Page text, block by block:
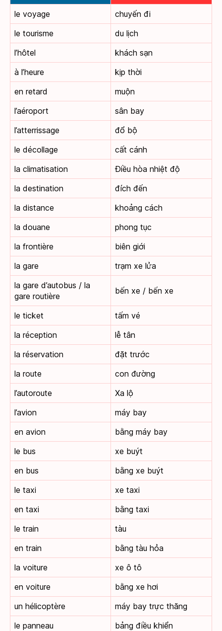
le voyage
chuyến đi
le tourisme
du lịch
l’hôtel
khách sạn
à l’heure
kịp thời
en retard
muộn
l’aéroport
sân bay
l’atterrissage
đổ bộ
le décollage
cất cánh
la climatisation
Điều hòa nhiệt độ
la destination
đích đến
la distance
khoảng cách
la douane
phong tục
la frontière
biên giới
la gare
trạm xe lửa
la gare d’autobus / la
gare routière
bến xe / bến xe
le ticket
tấm vé
la réception
lễ tân
la réservation
đặt trước
la route
con đường
l’autoroute
Xa lộ
l’avion
máy bay
en avion
bằng máy bay
le bus
xe buýt
en bus
bằng xe buýt
le taxi
xe taxi
en taxi
bằng taxi
le train
tàu
en train
bằng tàu hỏa
la voiture
xe ô tô
en voiture
bằng xe hơi
un hélicoptère
máy bay trực thăng
le panneau
bảng điều khiển